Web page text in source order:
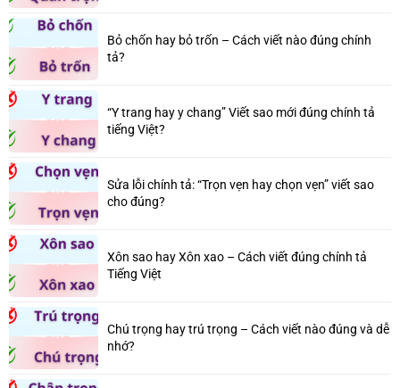
Bỏ chốn hay bỏ trốn – Cách viết nào đúng chính
tả?
“Y trang hay y chang” Viết sao mới đúng chính tả
tiếng Việt?
Sửa lỗi chính tả: “Trọn vẹn hay chọn vẹn” viết sao
cho đúng?
Xôn sao hay Xôn xao – Cách viết đúng chính tả
Tiếng Việt
Chú trọng hay trú trọng – Cách viết nào đúng và dễ
nhớ?